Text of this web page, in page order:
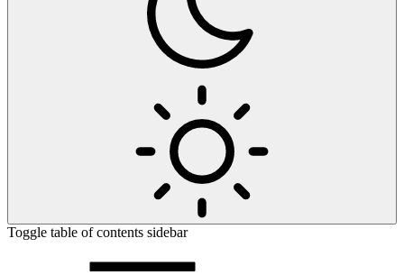
Toggle table of contents sidebar